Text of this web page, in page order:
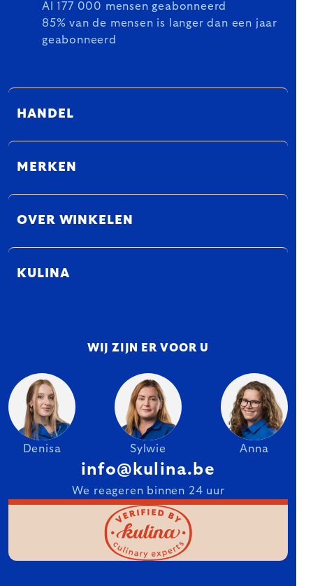
Al 177 000 mensen geabonneerd
85% van de mensen is langer dan een jaar
geabonneerd
HANDEL
MERKEN
OVER WINKELEN
KULINA
WIJ ZIJN ER VOOR U
Denisa Sylwie Anna
info@kulina.be
We reageren binnen 24 uur